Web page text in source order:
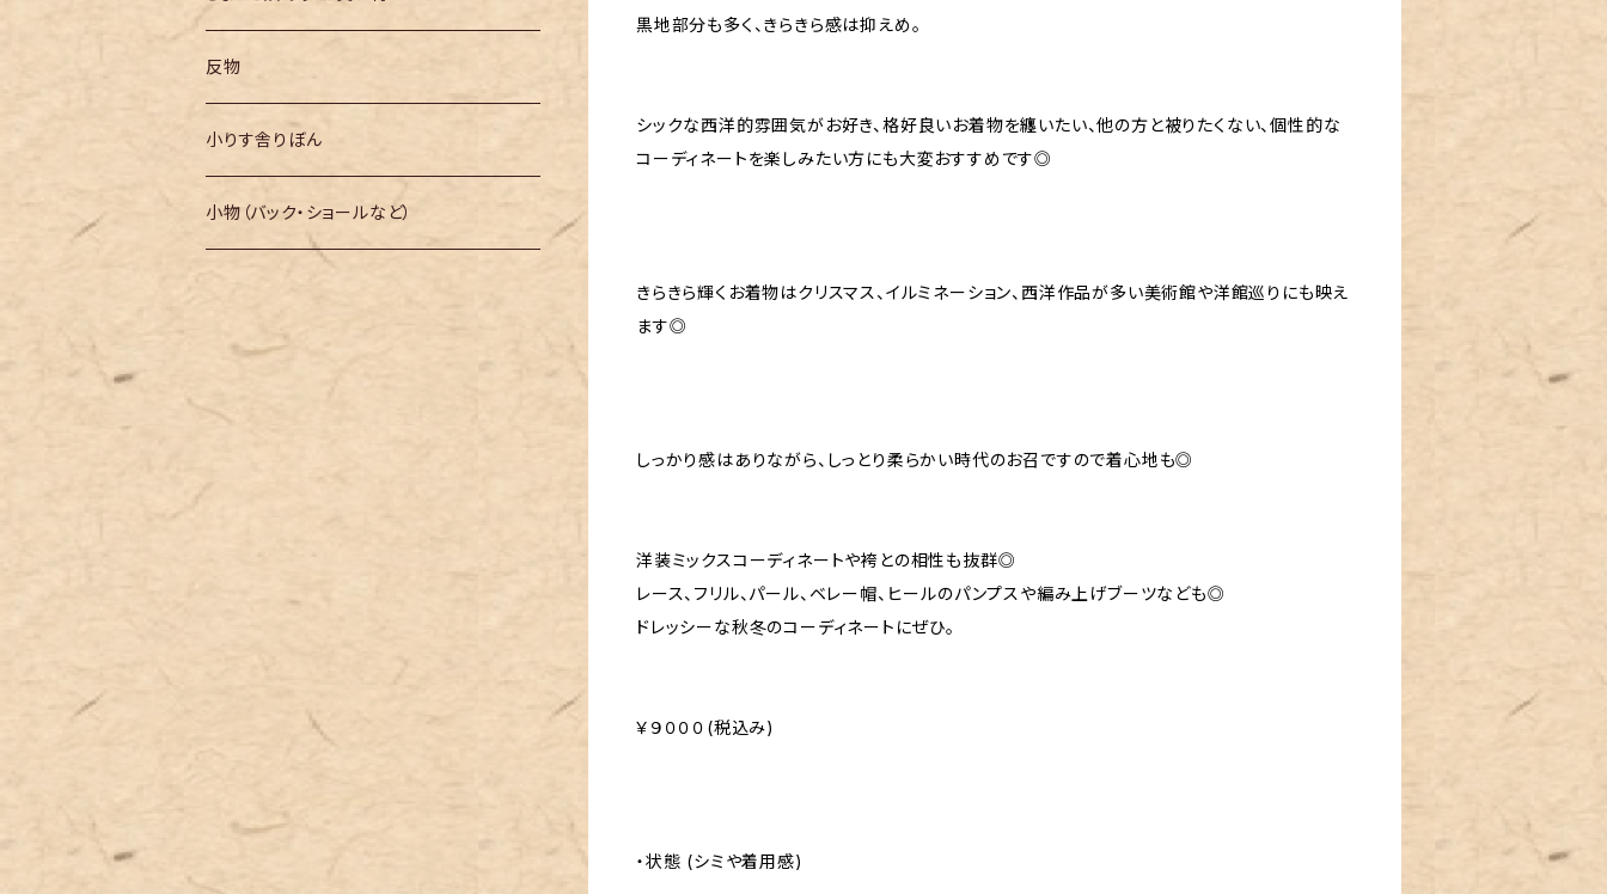
黒地部分も多く、きらきら感は抑えめ。
シックな西洋的雰囲気がお好き、格好良いお着物を纏いたい、他の方と被りたくない、個性的な
コーディネートを楽しみたい方にも大変おすすめです◎
きらきら輝くお着物はクリスマス、イルミネーション、西洋作品が多い美術館や洋館巡りにも映え
ます◎
しっかり感はありながら、しっとり柔らかい時代のお召ですので着心地も◎
洋装ミックスコーディネートや袴との相性も抜群◎
レース、フリル、パール、ベレー帽、ヒールのパンプスや編み上げブーツなども◎
ドレッシーな秋冬のコーディネートにぜひ。
￥９０００(税込み)
・状態 (シミや着用感)
反物
小りす舎りぼん
小物（バック・ショールなど）